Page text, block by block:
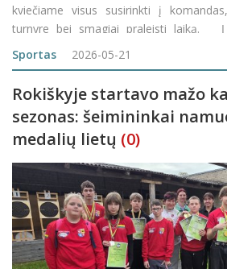
kviečiame visus susirinkti į
turnyre bei smagiai praleisti laiką. Į
išankstinė komandų registracija,
nuorodoje:
Sportas 2026-05-21
Rokiškyje startavo mažo
sezonas: šeimininkai
medalių lietų (0)